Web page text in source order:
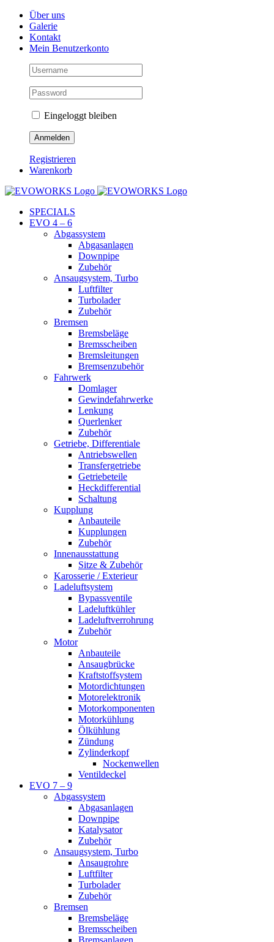
Skip
content
Facebook
Instagram
YouTubeÜber uns
Galerie
Kontakt
Mein Benutzerkonto
Eingeloggt bleiben
Registrieren
Warenkorb
SPECIALS
EVO 4 – 6
Abgassystem
Abgasanlagen
Downpipe
Zubehör
Ansaugsystem, Turbo
Luftfilter
Turbolader
Zubehör
Bremsen
Bremsbeläge
Bremsscheiben
Bremsleitungen
Bremsenzubehör
Fahrwerk
Domlager
Gewindefahrwerke
Lenkung
Querlenker
Zubehör
Getriebe, Differentiale
Antriebswellen
Transfergetriebe
Getriebeteile
Heckdifferential
Schaltung
Kupplung
Anbauteile
Kupplungen
Zubehör
Innenausstattung
Sitze & Zubehör
Karosserie / Exterieur
Ladeluftsystem
Bypassventile
Ladeluftkühler
Ladeluftverrohrung
Zubehör
Motor
Anbauteile
Ansaugbrücke
Kraftstoffsystem
Motordichtungen
Motorelektronik
Motorkomponenten
Motorkühlung
Ölkühlung
Zündung
Zylinderkopf
Nockenwellen
Ventildeckel
EVO 7 – 9
Abgassystem
Abgasanlagen
Downpipe
Katalysator
Zubehör
Ansaugsystem, Turbo
Ansaugrohre
Luftfilter
Turbolader
Zubehör
Bremsen
Bremsbeläge
Bremsscheiben
Bremsanlagen